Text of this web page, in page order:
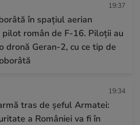
19:37
în spațiul aerian
pilot român de F-16. Piloții au
dronă Geran-2, cu ce tip de
19:34
tras de șeful Armatei:
a României va fi în